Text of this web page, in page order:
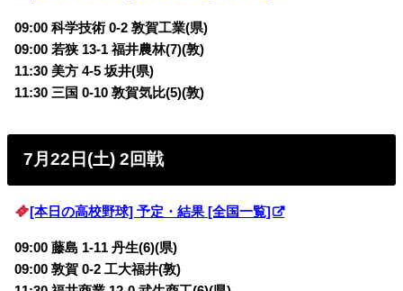
09:00 科学技術 0-2 敦賀工業(県)
09:00 若狭 13-1 福井農林(7)(敦)
11:30 美方 4-5 坂井(県)
11:30 三国 0-10 敦賀気比(5)(敦)
7月22日(土) 2回戦
[本日の高校野球] 予定・結果 [全国一覧]
09:00 藤島 1-11 丹生(6)(県)
09:00 敦賀 0-2 工大福井(敦)